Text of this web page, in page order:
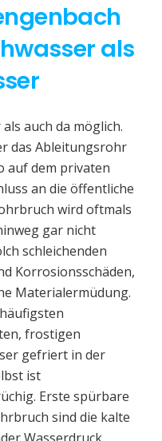
als
auch da möglich.
das Ableitungsrohr
auf dem privaten
an die öffentliche
wird oftmals
gar nicht
schleichenden
Korrosionsschäden,
Materialermüdung.
frostigen
gefriert in der
ist
Erste spürbare
sind die kalte